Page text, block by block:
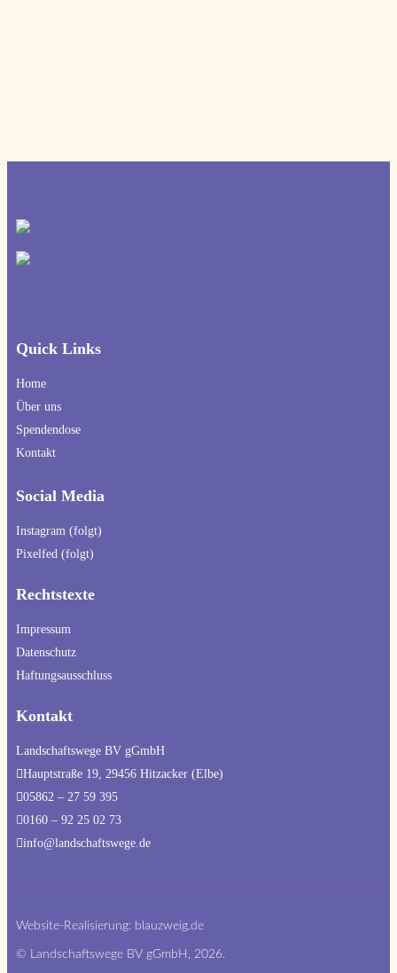
Quick Links
Home
Über uns
Spendendose
Kontakt
Social Media
Instagram (folgt)
Pixelfed (folgt)
Rechtstexte
Impressum
Datenschutz
Haftungsausschluss
Kontakt
Landschaftswege BV gGmbH
Hauptstraße 19, 29456 Hitzacker (Elbe)
05862 – 27 59 395
0160 – 92 25 02 73
info@landschaftswege.de
Website-Realisierung: blauzweig.de
© Landschaftswege BV gGmbH, 2026.